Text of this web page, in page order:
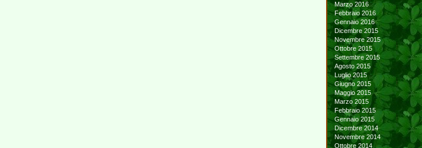
Marzo 2016
Febbraio 2016
Gennaio 2016
Dicembre 2015
Novembre 2015
Ottobre 2015
Settembre 2015
Agosto 2015
Luglio 2015
Giugno 2015
Maggio 2015
Marzo 2015
Febbraio 2015
Gennaio 2015
Dicembre 2014
Novembre 2014
Ottobre 2014